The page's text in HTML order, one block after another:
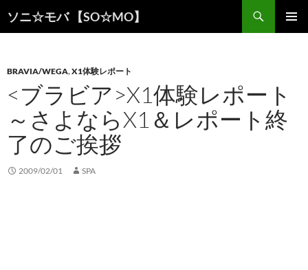
ソニ☆モバ 【SO☆MO】
索
ン
へ
プ
BRAVIA/WEGA,X1体験レポート
<ブラビア>X1体験レポート
～さよならX1＆レポート終
了のご挨拶
2009/02/01 SPA